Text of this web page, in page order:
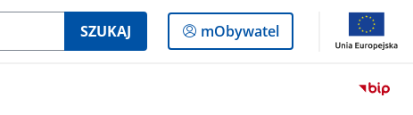
SZUKAJ
Logowanie
do
mObywatel